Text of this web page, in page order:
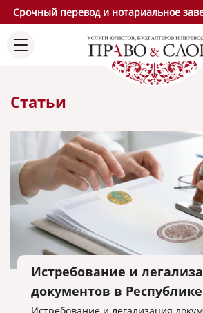
Срочный перевод и нотариальное
Статьи
Истребование и
документов в